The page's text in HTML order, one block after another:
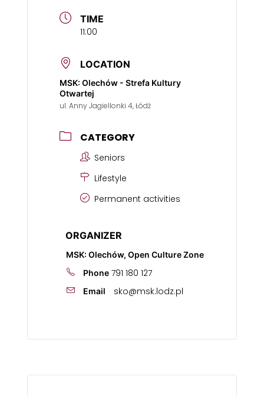
TIME
11:00
LOCATION
MSK: Olechów - Strefa Kultury
Otwartej
ul. Anny Jagiellonki 4, Łódź
CATEGORY
Seniors
Lifestyle
Permanent activities
ORGANIZER
MSK: Olechów, Open Culture Zone
Phone 791 180 127
Email sko@msk.lodz.pl